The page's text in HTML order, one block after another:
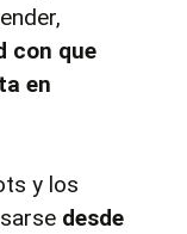
con que
en
y los
desde